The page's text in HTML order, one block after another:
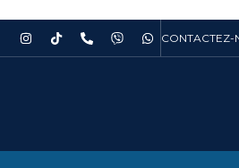
CONTACTEZ-